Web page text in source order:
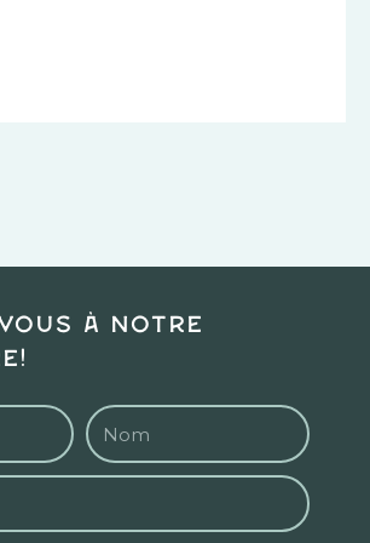
à notre